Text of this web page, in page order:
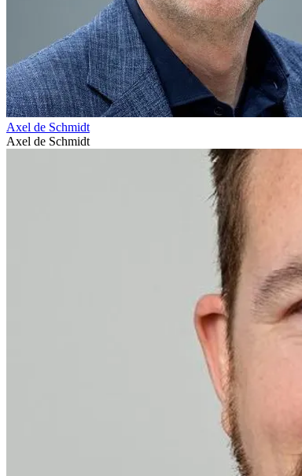
Axel de Schmidt
Axel de Schmidt